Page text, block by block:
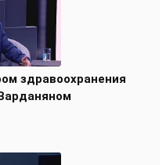
здравоохранения